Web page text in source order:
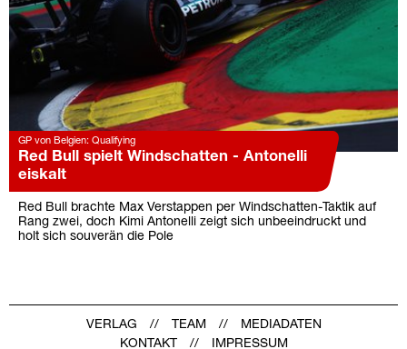
GP von Belgien: Qualifying
Red Bull spielt Windschatten - Antonelli
eiskalt
Red Bull brachte Max Verstappen per Windschatten-Taktik auf
Rang zwei, doch Kimi Antonelli zeigt sich unbeeindruckt und
holt sich souverän die Pole
VERLAG TEAM
MEDIADATEN
KONTAKT
IMPRESSUM